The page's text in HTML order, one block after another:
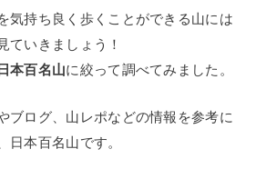
気持ち良く歩くことができる山には
ていきましょう！
日本百名山に絞って調べてみました。
ブログ、山レポなどの情報を参考に
日本百名山です。